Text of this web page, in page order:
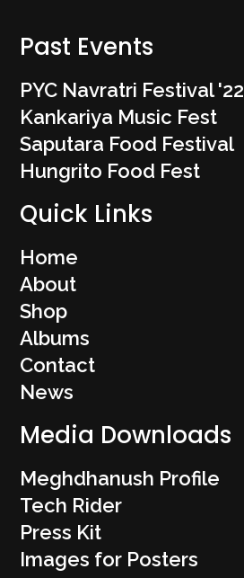
Past Events
PYC Navratri Festival '22
Kankariya Music Fest
Saputara Food Festival
Hungrito Food Fest
Quick Links
Home
About
Shop
Albums
Contact
News
Media Downloads
Meghdhanush Profile
Tech Rider
Press Kit
Images for Posters